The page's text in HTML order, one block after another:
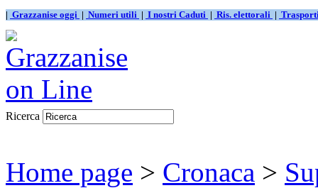
| Grazzanise oggi | Numeri utili | I nostri Caduti | Ris. elettorali |
Ricerca
Home page > Cronaca >